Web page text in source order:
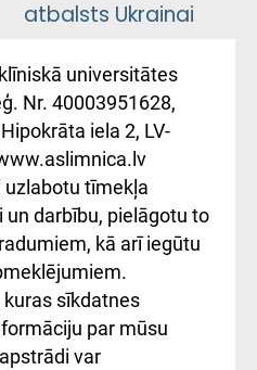
atbalsts Ukrainai
Підтримка Східної
лікарні та співпраця з
Україною
universitātes
Nr. 40003951628,
iela 2, LV-
tīmekļa
darbību, pielāgotu to
kā arī iegūtu
sīkdatnes
par mūsu
var